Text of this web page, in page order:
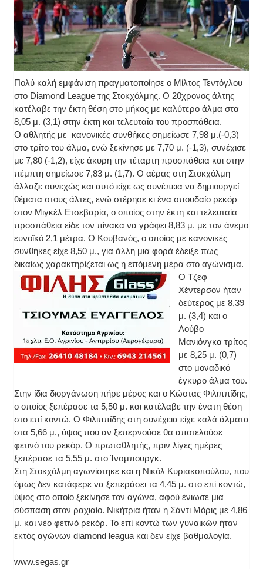
Πολύ καλή εμφάνιση πραγματοποίησε ο Μίλτος Τεντόγλου
στο Diamond League της Στοκχόλμης. Ο 20χρονος άλτης
κατέλαβε την έκτη θέση στο μήκος με καλύτερο άλμα στα
8,05 μ. (3,1) στην έκτη και τελευταία του προσπάθεια.
Ο αθλητής με κανονικές συνθήκες σημείωσε 7,98 μ.(-0,3)
στο τρίτο του άλμα, ενώ ξεκίνησε με 7,70 μ. (-1,3), συνέχισε
με 7,80 (-1,2), είχε άκυρη την τέταρτη προσπάθεια και στην
πέμπτη σημείωσε 7,83 μ. (1,7). Ο αέρας στη Στοκχόλμη
άλλαζε συνεχώς και αυτό είχε ως συνέπεια να δημιουργεί
θέματα στους άλτες, ενώ στέρησε κι ένα σπουδαίο ρεκόρ
στον Μιγκέλ Ετσεβαρία, ο οποίος στην έκτη και τελευταία
προσπάθεια είδε τον πίνακα να γράφει 8,83 μ. με τον άνεμο
ευνοϊκό 2,1 μέτρα. Ο Κουβανός, ο οποίος με κανονικές
συνθήκες είχε 8,50 μ., για άλλη μια φορά έδειξε πως
δικαίως χαρακτηρίζεται ως η επόμενη μέρα στο αγώνισμα.
Ο Τζεφ
Χέντερσον ήταν
δεύτερος με 8,39
μ. (3,4) και ο
Λούβο
Μανιόνγκα τρίτος
με 8,25 μ. (0,7)
στο μοναδικό
έγκυρο άλμα του.
Στην ίδια διοργάνωση πήρε μέρος και ο Κώστας Φιλιππίδης,
ο οποίος ξεπέρασε τα 5,50 μ. και κατέλαβε την ένατη θέση
στο επί κοντώ. Ο Φιλιππίδης στη συνέχεια είχε καλά άλματα
στα 5,66 μ., ύψος που αν ξεπερνούσε θα αποτελούσε
φετινό του ρεκόρ. Ο πρωταθλητής, πριν λίγες ημέρες
ξεπέρασε τα 5,55 μ. στο Ίνσμπουργκ.
Στη Στοκχόλμη αγωνίστηκε και η Νικόλ Κυριακοπούλου, που
όμως δεν κατάφερε να ξεπεράσει τα 4,45 μ. στο επί κοντώ,
ύψος στο οποίο ξεκίνησε τον αγώνα, αφού ένιωσε μια
σύσπαση στον ραχιαίο. Νικήτρια ήταν η Σάντι Μόρις με 4,86
μ. και νέο φετινό ρεκόρ. Το επί κοντώ των γυναικών ήταν
εκτός αγώνων diamond leagua και δεν είχε βαθμολογία.
www.segas.gr